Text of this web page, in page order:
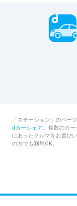
「ステーション」のペー
dカーシェア。複数のカ
にあったクルマをお選び
の方でも利用OK。